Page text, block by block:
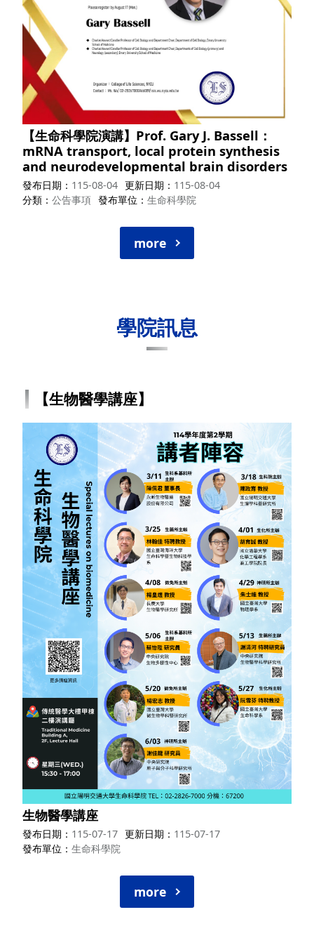
【生命科學院演講】Prof. Gary J. Bassell：
mRNA transport, local protein synthesis
and neurodevelopmental brain disorders
發布日期 115-08-04 更新日期
115-08-04
分類
公告事項 發布單位 生命科學院
more
學院訊息
【生物醫學講座】
生物醫學講座
發布日期 115-07-17 更新日期
115-07-17
發布單位
生命科學院
more